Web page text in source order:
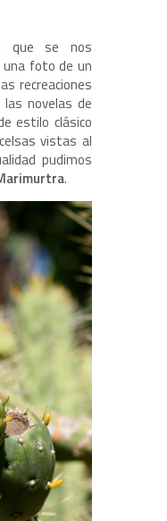
que se nos
foto de un
recreaciones
novelas de
estilo clásico
vistas al
pudimos
.